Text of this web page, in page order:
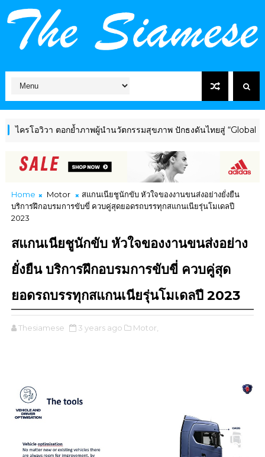
วา ตอกย้ำภาพผู้นำนวัตกรรมสุขภาพ ปักธงดันไทยสู่ “Global Wellness
Home Motor
สแกนเนียชูนักขับ หัวใจของงานขนส่งอย่างยั่งยืน
บริการฝึกอบรมการขับขี่ ควบคู่สุดยอดรถบรรทุกสแกนเนียรุ่นโมเดลปี
2023
สแกนเนียชูนักขับ หัวใจของงานขนส่งอย่าง
ยั่งยืน บริการฝึกอบรมการขับขี่ ควบคู่สุด
ยอดรถบรรทุกสแกนเนียรุ่นโมเดลปี 2023
Thesiamese 3 years ago Motor,